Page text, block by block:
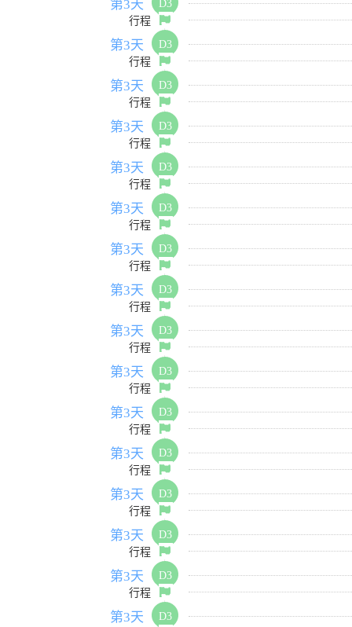
第3天
D3
行程
第3天
D3
行程
第3天
D3
行程
第3天
D3
行程
第3天
D3
行程
第3天
D3
行程
第3天
D3
行程
第3天
D3
行程
第3天
D3
行程
第3天
D3
行程
第3天
D3
行程
第3天
D3
行程
第3天
D3
行程
第3天
D3
行程
第3天
D3
行程
第3天
D3